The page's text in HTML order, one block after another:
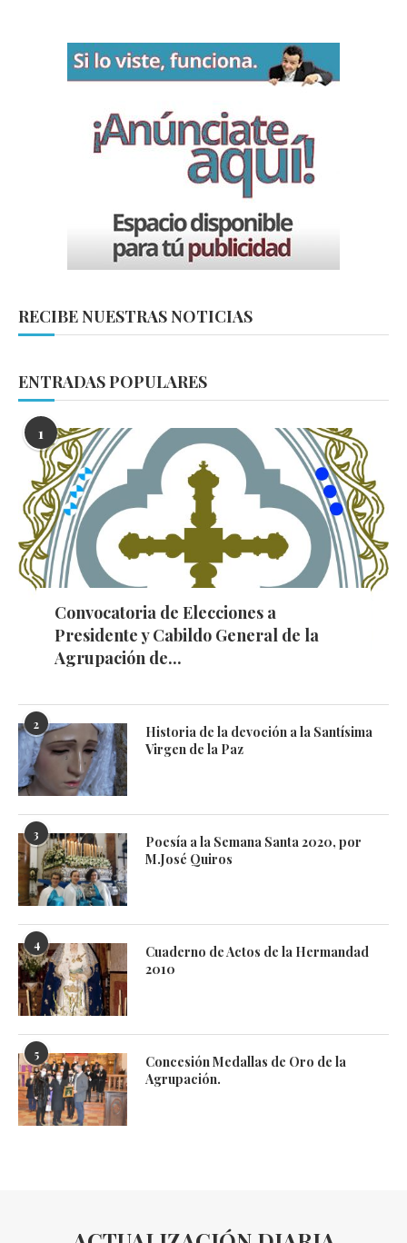
RECIBE NUESTRAS NOTICIAS
ENTRADAS POPULARES
1
Convocatoria de Elecciones a
Presidente y Cabildo General de la
Agrupación de...
2
Historia de la devoción a la Santísima
Virgen de la Paz
3
Poesía a la Semana Santa 2020, por
M.José Quiros
4
Cuaderno de Actos de la Hermandad
2010
5
Concesión Medallas de Oro de la
Agrupación.